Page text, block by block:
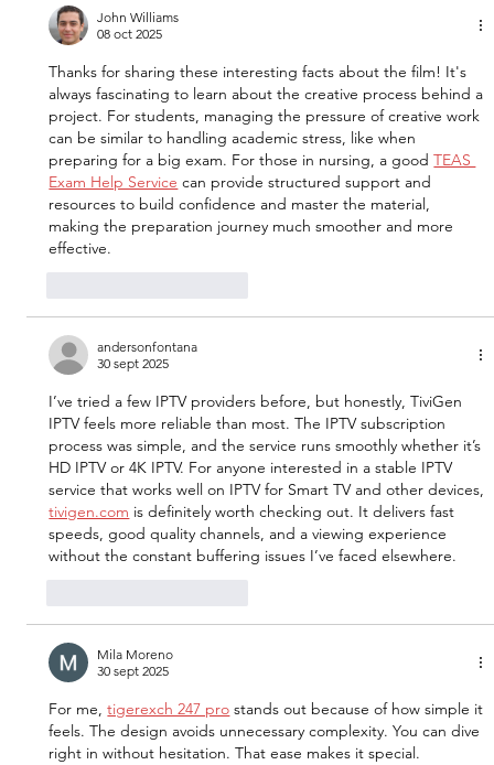
John Williams
08 oct 2025
Thanks for sharing these interesting facts about the film! It's
always fascinating to learn about the creative process behind a
project. For students, managing the pressure of creative work
can be similar to handling academic stress, like when
preparing for a big exam. For those in nursing, a good TEAS
Exam Help Service can provide structured support and
resources to build confidence and master the material,
making the preparation journey much smoother and more
effective.
andersonfontana
30 sept 2025
I’ve tried a few IPTV providers before, but honestly, TiviGen
IPTV feels more reliable than most. The IPTV subscription
process was simple, and the service runs smoothly whether it’s
HD IPTV or 4K IPTV. For anyone interested in a stable IPTV
service that works well on IPTV for Smart TV and other devices,
tivigen.com is definitely worth checking out. It delivers fast
speeds, good quality channels, and a viewing experience
without the constant buffering issues I’ve faced elsewhere.
Mila Moreno
30 sept 2025
For me, tigerexch 247 pro stands out because of how simple it
feels. The design avoids unnecessary complexity. You can dive
right in without hesitation. That ease makes it special.